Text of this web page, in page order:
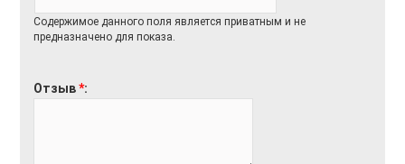
Содержимое данного поля является приватным и не
предназначено для показа.
Отзыв*